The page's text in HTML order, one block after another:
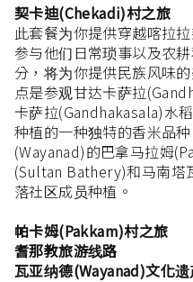
契卡迪(Chekadi)村之旅
此套餐为你提供穿越喀拉
参与他们日常琐事以及农
分，将为你提供民族风味
点是参观甘达卡萨拉
卡萨拉(Gandhakasala)水
种植的一种独特的香米品
(Wayanad)的巴拿马拉姆
(Sultan Bathery)和马南塔
落社区成员种植。
帕卡姆(Pakkam)村之旅
耆那教旅游线路
瓦亚纳德(Wayanad)文化